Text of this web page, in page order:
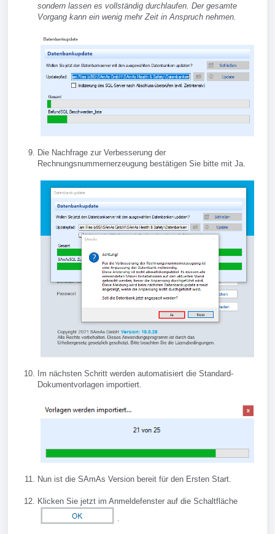
sondern lassen es vollständig durchlaufen. Der gesamte
Vorgang kann ein wenig mehr Zeit in Anspruch nehmen.
Die Nachfrage zur Verbesserung der
Rechnungsnummernerzeugung bestätigen Sie bitte mit Ja.
Im nächsten Schritt werden automatisiert die Standard-
Dokumentvorlagen importiert.
Nun ist die SAmAs Version bereit für den Ersten Start.
Klicken Sie jetzt im Anmeldefenster auf die Schaltfläche